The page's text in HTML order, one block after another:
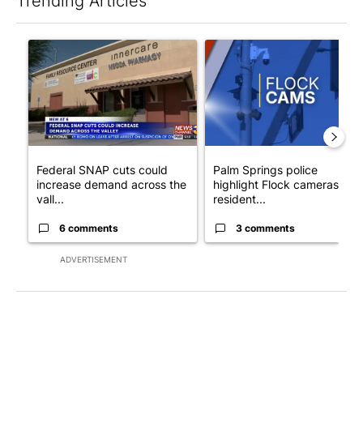
ADVERTISEMENT
A trending article titled "Federal SNAP cuts could increase
Federal SNAP cuts could
increase demand across the
vall...
6 comments
A trending article titled
Palm Springs police
highlight Flock cameras as
resident...
3 comments